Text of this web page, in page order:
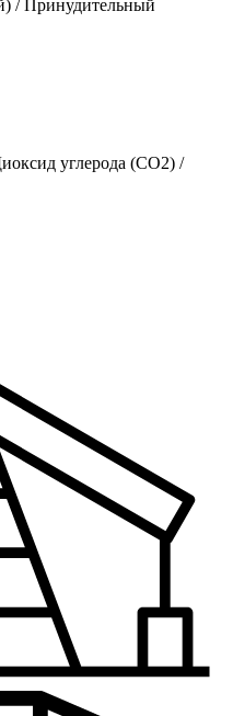
/ Принудительный
углерода (CO2) /